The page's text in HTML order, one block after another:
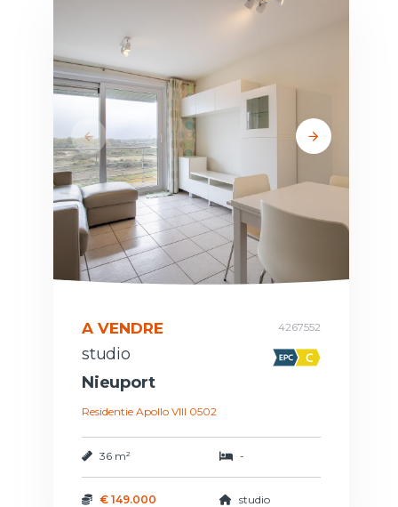
A VENDRE 4267552
studio
Nieuport
Residentie Apollo VIII 0502
36 m² -
€ 149.000 studio